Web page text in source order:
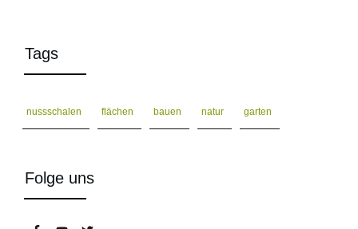
Tags
nussschalen flächen bauen natur garten
Folge uns